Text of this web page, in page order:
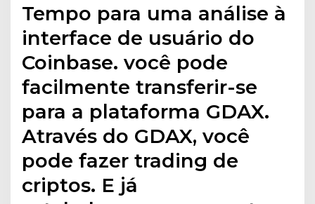
Tempo para uma análise à
interface de usuário do
Coinbase. você pode
facilmente transferir-se
para a plataforma GDAX.
Através do GDAX, você
pode fazer trading de
criptos. E já